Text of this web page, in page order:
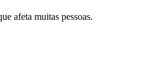
afeta muitas pessoas.